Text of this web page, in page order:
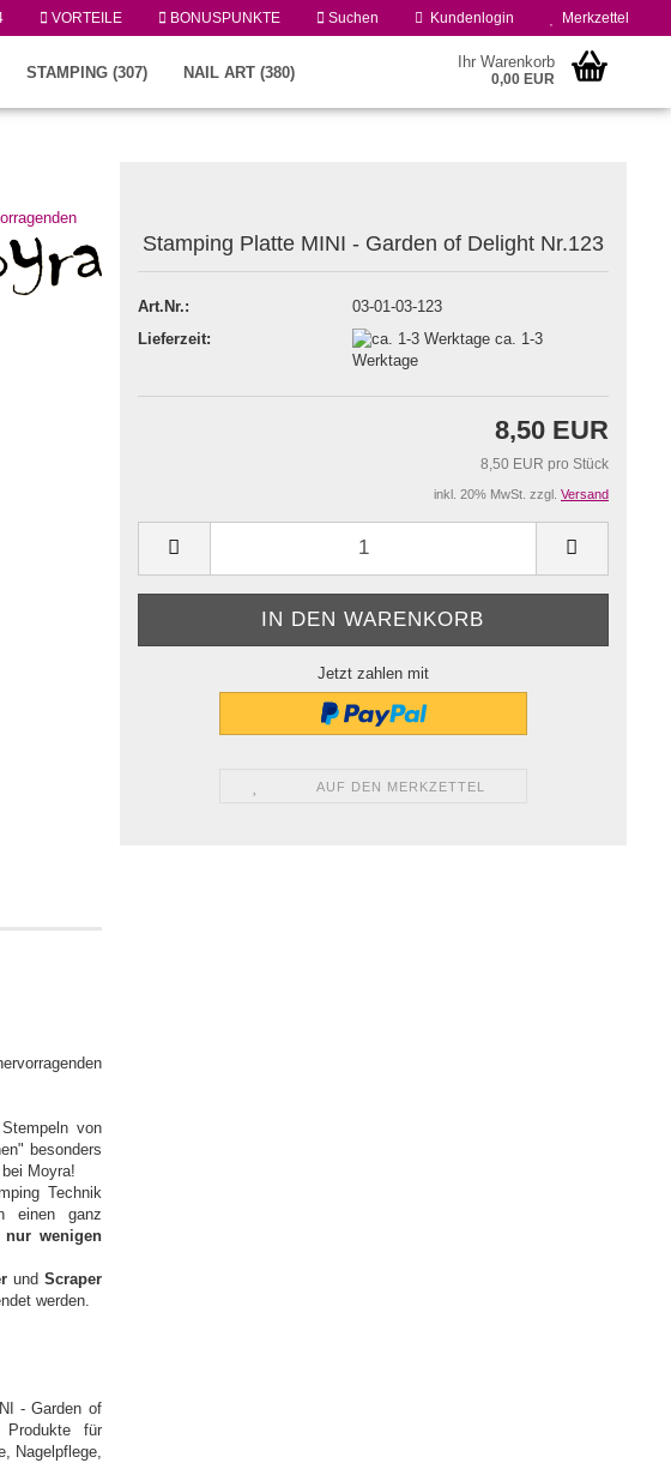
VORTEILE BONUSPUNKTE Suchen Kundenlogin
Konto erstellen
Merkzettel
Ihr Warenkorb
0,00 EUR
STAMPING (307) NAIL ART (380)
Stamping Platte MINI - Garden of Delight Nr.123
Art.Nr.:
03-01-03-123
Lieferzeit:
ca. 1-3
Werktage
8,50 EUR
8,50 EUR pro Stück
inkl. 20% MwSt. zzgl. Versand
Jetzt zahlen mit
AUF DEN MERKZETTEL
von
besonders
Moyra!
Technik
einen ganz
wenigen
und Scraper
werden.